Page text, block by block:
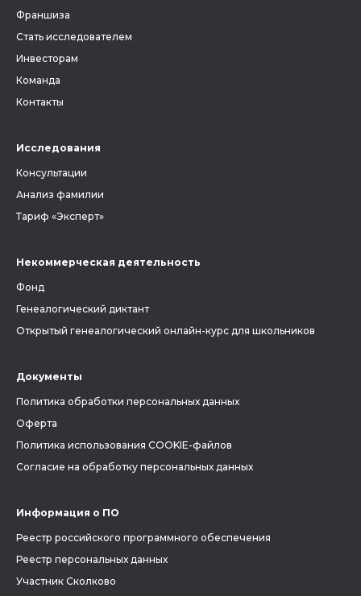
Франшиза
Стать исследователем
Инвесторам
Команда
Контакты
Исследования
Консультации
Анализ фамилии
Тариф «Эксперт»
Некоммерческая деятельность
Фонд
Генеалогический диктант
Открытый генеалогический онлайн-курс для школьников
Документы
Политика обработки персональных данных
Оферта
Политика использования COOKIE-файлов
Согласие на обработку персональных данных
Информация о ПО
Реестр российского программного обеспечения
Реестр персональных данных
Участник Сколково